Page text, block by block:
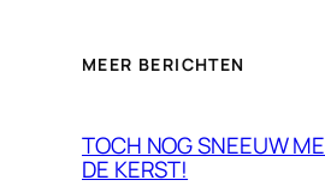
MEER BERICHTEN
TOCH NOG SNEEUW
DE KERST!